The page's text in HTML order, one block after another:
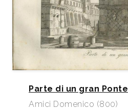
Parte di un gran Ponte
Amici Domenico (800)